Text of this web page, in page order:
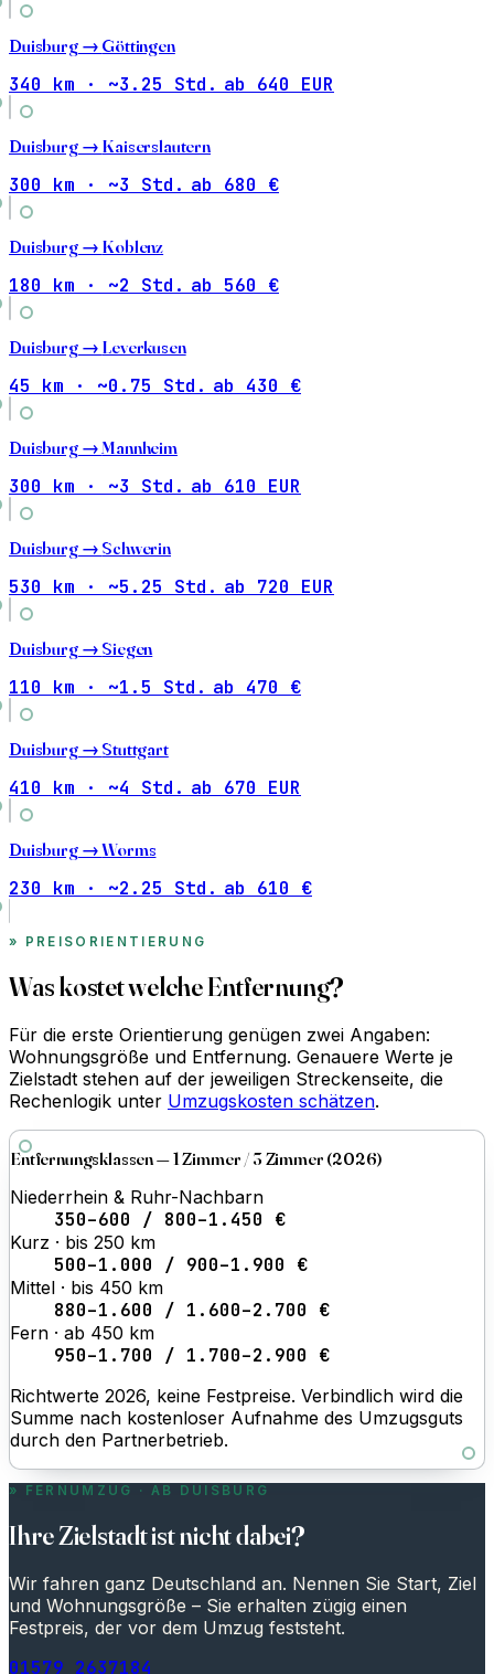
Duisburg → Göttingen
340 km · ~3.25 Std. ab 640 EUR
Duisburg → Kaiserslautern
300 km · ~3 Std. ab 680 €
Duisburg → Koblenz
180 km · ~2 Std. ab 560 €
Duisburg → Leverkusen
45 km · ~0.75 Std. ab 430 €
Duisburg → Mannheim
300 km · ~3 Std. ab 610 EUR
Duisburg → Schwerin
530 km · ~5.25 Std. ab 720 EUR
Duisburg → Siegen
110 km · ~1.5 Std. ab 470 €
Duisburg → Stuttgart
410 km · ~4 Std. ab 670 EUR
Duisburg →Worms
230 km · ~2.25 Std. ab 610 €
PREISORIENTIERUNG
Was kostet welche Entfernung?
Für die erste Orientierung genügen zwei Angaben:
Wohnungsgröße und Entfernung. Genauere Werte je
Zielstadt stehen auf der jeweiligen Streckenseite, die
Rechenlogik unter Umzugskosten schätzen.
Entfernungsklassen — 1 Zimmer / 3 Zimmer (2026)
Niederrhein & Ruhr-Nachbarn
350–600 / 800–1.450 €
Kurz · bis 250 km
500–1.000 / 900–1.900 €
Mittel · bis 450 km
880–1.600 / 1.600–2.700 €
Fern · ab 450 km
950–1.700 / 1.700–2.900 €
Richtwerte 2026, keine Festpreise. Verbindlich wird die
Summe nach kostenloser Aufnahme des Umzugsguts
durch den Partnerbetrieb.
FERNUMZUG · AB DUISBURG
Ihre Zielstadt ist nicht dabei?
Wir fahren ganz Deutschland an. Nennen Sie Start, Ziel
und Wohnungsgröße – Sie erhalten zügig einen
Festpreis, der vor dem Umzug feststeht.
01579 2637184